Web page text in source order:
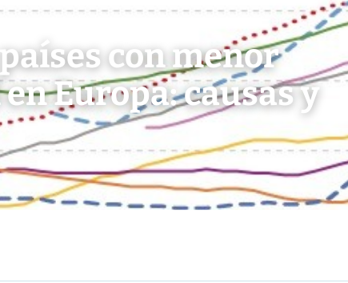
con menor
Europa: causas y